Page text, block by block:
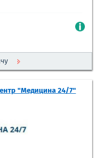
"Медицина 24/7"